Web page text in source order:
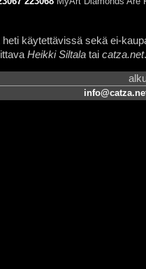
käytettävissä sekä ei-
Heikki Siltalatai catza.net.